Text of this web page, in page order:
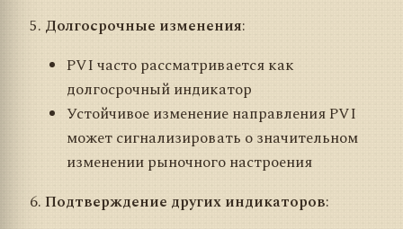
Долгосрочные изменения:
PVI часто рассматривается как
долгосрочный индикатор
Устойчивое изменение направления PVI
может сигнализировать о значительном
изменении рыночного настроения
Подтверждение других индикаторов: